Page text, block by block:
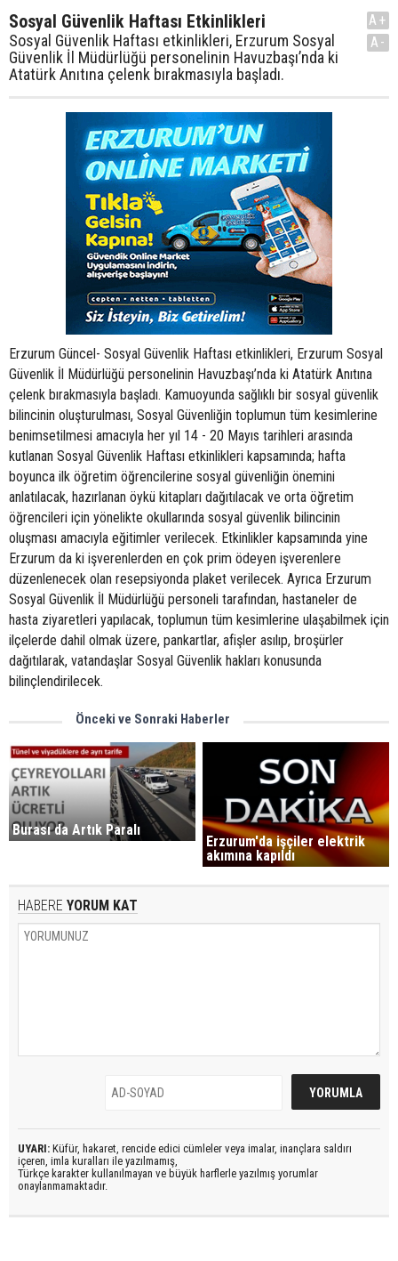
Sosyal Güvenlik Haftası Etkinlikleri
Sosyal Güvenlik Haftası etkinlikleri, Erzurum Sosyal
Güvenlik İl Müdürlüğü personelinin Havuzbaşı’nda ki
Atatürk Anıtına çelenk bırakmasıyla başladı.
A+
A-
Erzurum Güncel- Sosyal Güvenlik Haftası etkinlikleri, Erzurum Sosyal
Güvenlik İl Müdürlüğü personelinin Havuzbaşı’nda ki Atatürk Anıtına
çelenk bırakmasıyla başladı. Kamuoyunda sağlıklı bir sosyal güvenlik
bilincinin oluşturulması, Sosyal Güvenliğin toplumun tüm kesimlerine
benimsetilmesi amacıyla her yıl 14 - 20 Mayıs tarihleri arasında
kutlanan Sosyal Güvenlik Haftası etkinlikleri kapsamında; hafta
boyunca ilk öğretim öğrencilerine sosyal güvenliğin önemini
anlatılacak, hazırlanan öykü kitapları dağıtılacak ve orta öğretim
öğrencileri için yönelikte okullarında sosyal güvenlik bilincinin
oluşması amacıyla eğitimler verilecek. Etkinlikler kapsamında yine
Erzurum da ki işverenlerden en çok prim ödeyen işverenlere
düzenlenecek olan resepsiyonda plaket verilecek. Ayrıca Erzurum
Sosyal Güvenlik İl Müdürlüğü personeli tarafından, hastaneler de
hasta ziyaretleri yapılacak, toplumun tüm kesimlerine ulaşabilmek için
ilçelerde dahil olmak üzere, pankartlar, afişler asılıp, broşürler
dağıtılarak, vatandaşlar Sosyal Güvenlik hakları konusunda
bilinçlendirilecek.
Önceki ve Sonraki Haberler
Burası da Artık Paralı
Erzurum'da işçiler elektrik
akımına kapıldı
HABERE YORUM KAT
UYARI: Küfür, hakaret, rencide edici cümleler veya imalar, inançlara saldırı
içeren, imla kuralları ile yazılmamış,
Türkçe karakter kullanılmayan ve büyük harflerle yazılmış yorumlar
onaylanmamaktadır.